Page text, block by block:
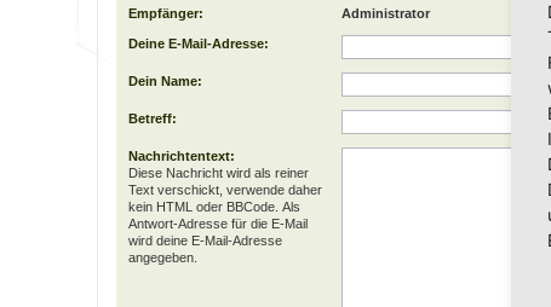
Empfänger: Administrator
Deine E-Mail-Adresse:
Dein Name:
Betreff:
Nachrichtentext:
Diese Nachricht wird als reiner
Text verschickt, verwende daher
kein HTML oder BBCode. Als
Antwort-Adresse für die E-Mail
wird deine E-Mail-Adresse
angegeben.